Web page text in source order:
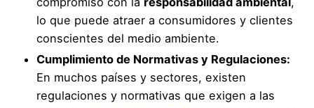
lo que puede atraer a consumidores y clientes
conscientes del medio ambiente.
Cumplimiento de Normativas y Regulaciones:
En muchos países y sectores, existen
regulaciones y normativas que exigen a las